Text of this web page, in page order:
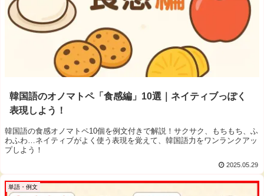
韓国語のオノマトペ「食感編」10選｜ネイティブっぽく
表現しよう！
韓国語の食感オノマトペ10個を例文付きで解説！サクサク、もちもち、ふ
わふわ…ネイティブがよく使う表現を覚えて、韓国語力をワンランクアッ
プしよう！
2025.05.29
単語・例文